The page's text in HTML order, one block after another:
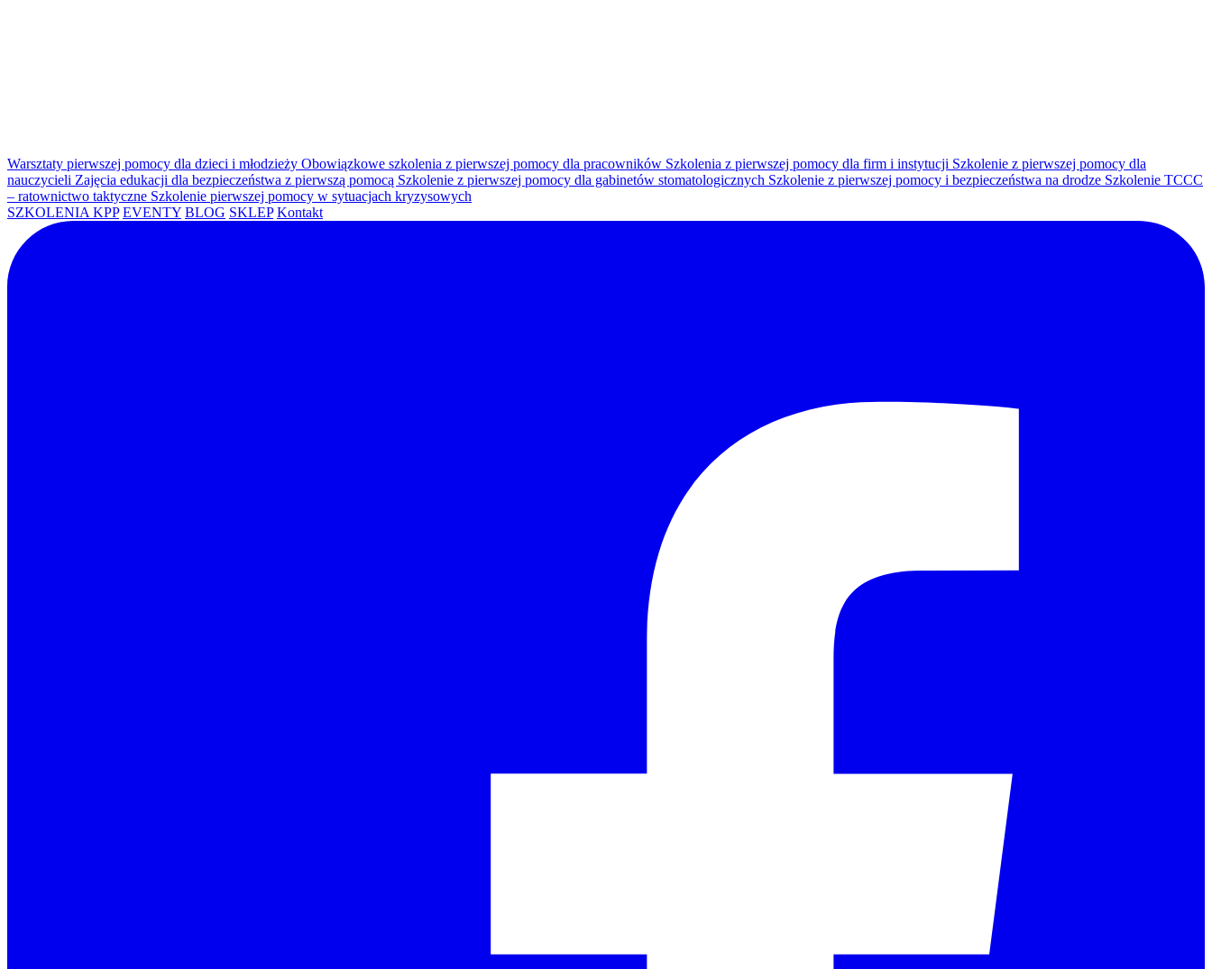
Warsztaty pierwszej pomocy dla dzieci i młodzieży Obowiązkowe szkolenia z pierwszej pomocy dla pracowników Szkolenia z pierwszej pomocy dla firm i instytucji Szkolenie z pierwszej pomocy dla
nauczycieli Zajęcia edukacji dla bezpieczeństwa z pierwszą pomocą Szkolenie z pierwszej pomocy dla gabinetów stomatologicznych Szkolenie z pierwszej pomocy i bezpieczeństwa na drodze Szkolenie TCCC
– ratownictwo taktyczne Szkolenie pierwszej pomocy w sytuacjach kryzysowych
SZKOLENIA KPP EVENTY BLOG SKLEP Kontakt